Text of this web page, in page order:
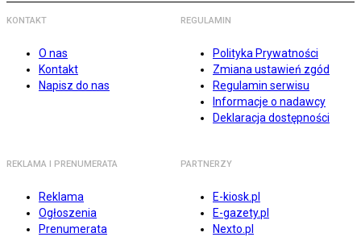
KONTAKT
O nas
Kontakt
Napisz do nas
REGULAMIN
Polityka Prywatności
Zmiana ustawień zgód
Regulamin serwisu
Informacje o nadawcy
Deklaracja dostępności
REKLAMA I PRENUMERATA
Reklama
Ogłoszenia
Prenumerata
PARTNERZY
E-kiosk.pl
E-gazety.pl
Nexto.pl